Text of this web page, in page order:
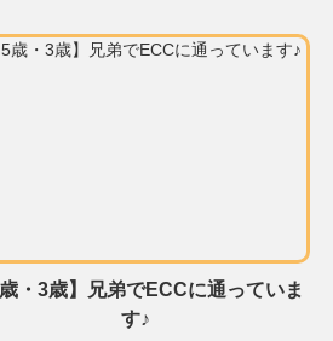
歳・3歳】兄弟でECCに通っていま
す♪